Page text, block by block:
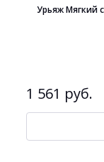
Урьяж Мягкий
1 561 руб.